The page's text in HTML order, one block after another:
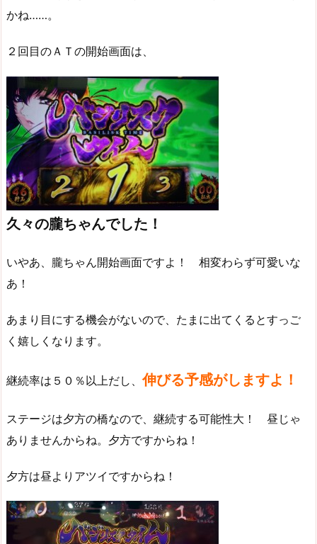
かね……。
２回目のＡＴの開始画面は、
久々の朧ちゃんでした！
いやあ、朧ちゃん開始画面ですよ！ 相変わらず可愛いな
あ！
あまり目にする機会がないので、たまに出てくるとすっご
く嬉しくなります。
継続率は５０％以上だし、伸びる予感がしますよ！
ステージは夕方の橋なので、継続する可能性大！ 昼じゃ
ありませんからね。夕方ですからね！
夕方は昼よりアツイですからね！